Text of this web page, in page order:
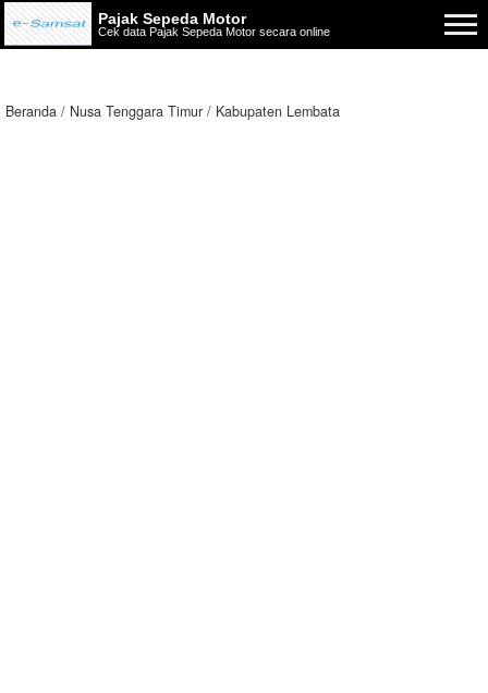
Pajak Sepeda Motor
Cek data Pajak Sepeda Motor secara online
Beranda Nusa Tenggara Timur Kabupaten Lembata